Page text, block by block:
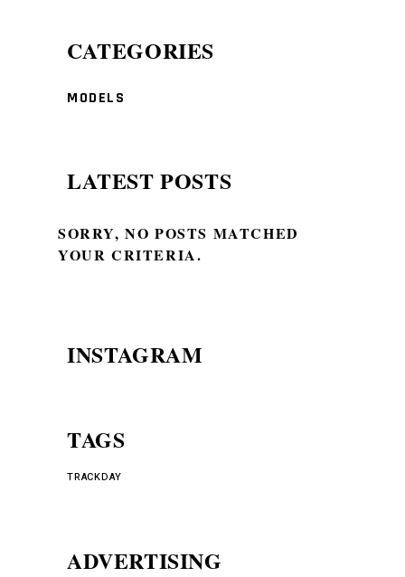
CATEGORIES
MODELS
LATEST POSTS
SORRY, NO POSTS MATCHED
YOUR CRITERIA.
INSTAGRAM
TAGS
TRACKDAY
ADVERTISING